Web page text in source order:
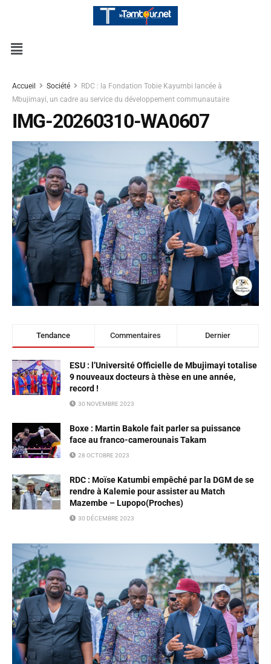
Accueil Société
RDC : la Fondation Tobie Kayumbi lancée à
Mbujimayi, un cadre au service du développement communautaire
IMG-20260310-WA0607
Tendance Commentaires Dernier
ESU : l’Université Officielle de Mbujimayi totalise
9 nouveaux docteurs à thèse en une année,
record !
30 NOVEMBRE 2023
Boxe : Martin Bakole fait parler sa puissance
face au franco-camerounais Takam
28 OCTOBRE 2023
RDC : Moïse Katumbi empêché par la DGM de se
rendre à Kalemie pour assister au Match
Mazembe – Lupopo(Proches)
30 DÉCEMBRE 2023